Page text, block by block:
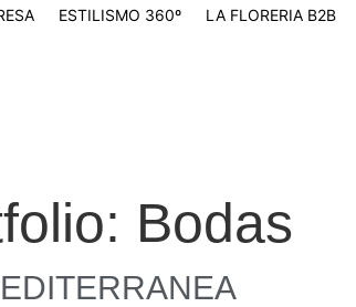
ESTILISMO 360º LA FLORERIA B2B
Bodas